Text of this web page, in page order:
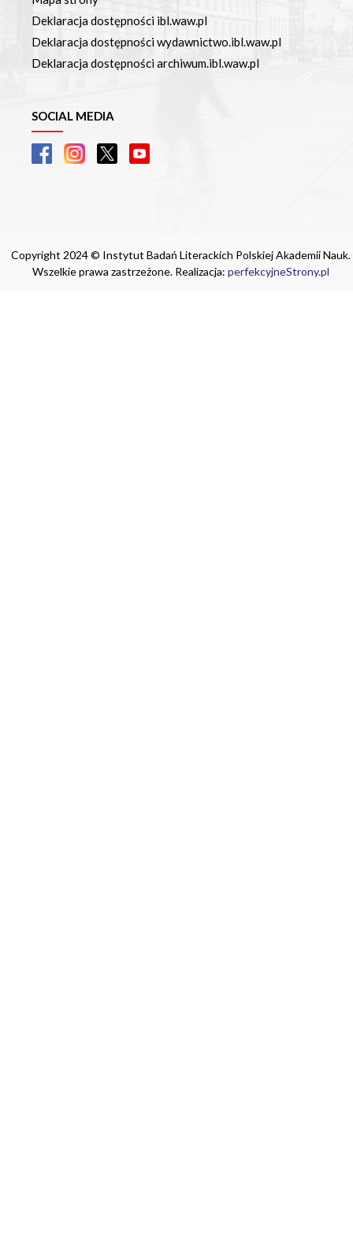
Deklaracja dostępności ibl.waw.pl
Deklaracja dostępności wydawnictwo.ibl.waw.pl
Deklaracja dostępności archiwum.ibl.waw.pl
SOCIAL MEDIA
Copyright 2024 © Instytut Badań Literackich Polskiej Akademii Nauk.
Wszelkie prawa zastrzeżone. Realizacja: perfekcyjneStrony.pl